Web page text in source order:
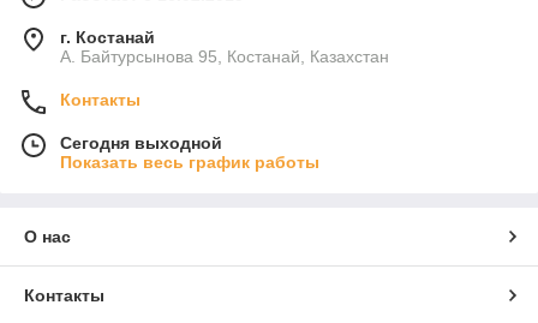
г. Костанай
А. Байтурсынова 95, Костанай, Казахстан
Контакты
Сегодня выходной
Показать весь график работы
О нас
Контакты